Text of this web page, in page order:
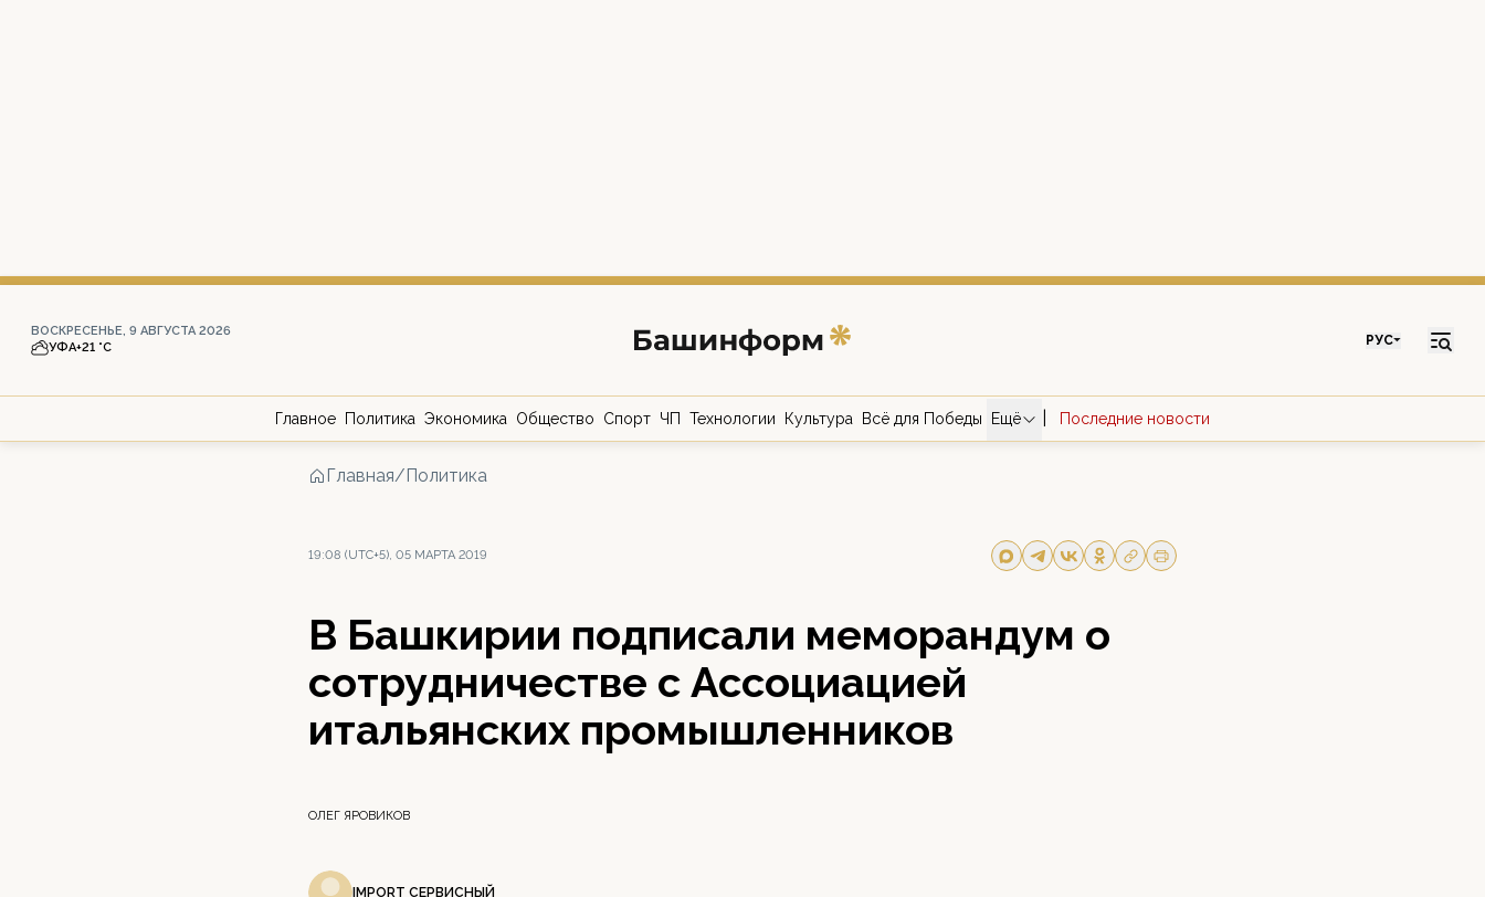
ВОСКРЕСЕНЬЕ, 9 АВГУСТА 2026
УФА+21 °С РУС
Главное Политика Экономика Общество Спорт ЧП Технологии Культура Всё для Победы Ещё Последние новости
Главная/Политика
19:08 (UTC+5), 05 МАРТА 2019
В Башкирии подписали меморандум о
сотрудничестве с Ассоциацией
итальянских промышленников
ОЛЕГ ЯРОВИКОВ
IMPORT СЕРВИСНЫЙ